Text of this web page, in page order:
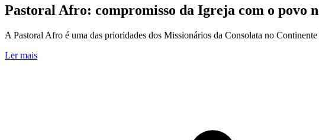
Pastoral Afro: compromisso da Igreja com o povo
A Pastoral Afro é uma das prioridades dos Missionários da Consolata no
Ler mais